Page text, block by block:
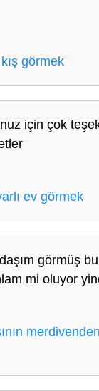
görmek
için çok
ev görmek
görmüş
mi oluyor